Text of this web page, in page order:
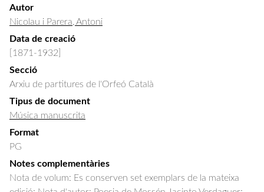
Autor
Nicolau i Parera, Antoni
Data de creació
[1871-1932]
Secció
Arxiu de partitures de l'Orfeó Català
Tipus de document
Música manuscrita
Format
PG
Notes complementàries
Nota de volum: Es conserven set exemplars de la mateixa